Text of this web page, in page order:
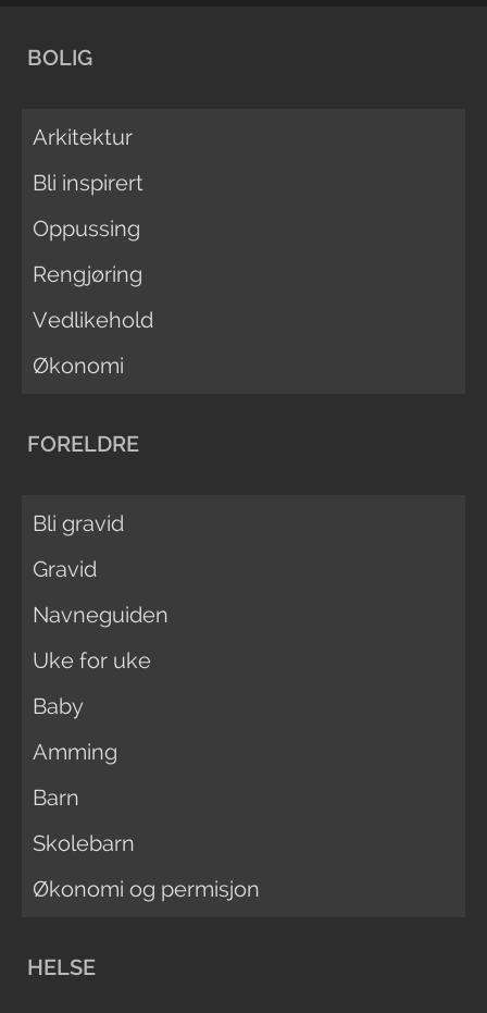
BOLIG
Arkitektur
Bli inspirert
Oppussing
Rengjøring
Vedlikehold
Økonomi
FORELDRE
Bli gravid
Gravid
Navneguiden
Uke for uke
Baby
Amming
Barn
Skolebarn
Økonomi og permisjon
HELSE